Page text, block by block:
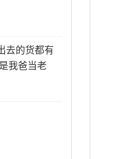
去的货都有
我爸当老